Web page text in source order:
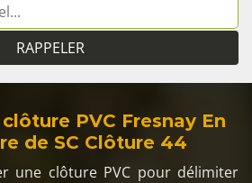
PVC Fresnay En
de SC Clôture 44
une clôture PVC pour délimiter